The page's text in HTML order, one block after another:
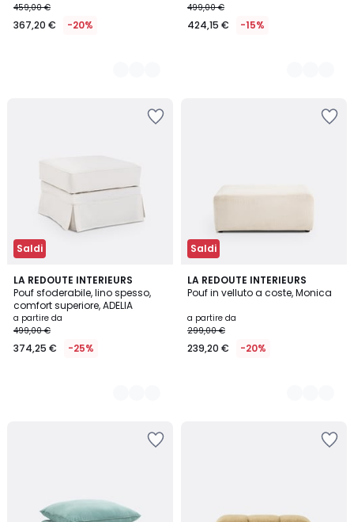
459,00 €
367,20 € -20%
499,00 €
424,15 € -15%
Saldi
LA REDOUTE INTERIEURS
Pouf sfoderabile, lino spesso,
comfort superiore, ADELIA
a partire da
499,00 €
374,25 € -25%
2
Colori
Saldi
LA REDOUTE INTERIEURS
Pouf in velluto a coste, Monica
a partire da
299,00 €
239,20 € -20%
5
Colori